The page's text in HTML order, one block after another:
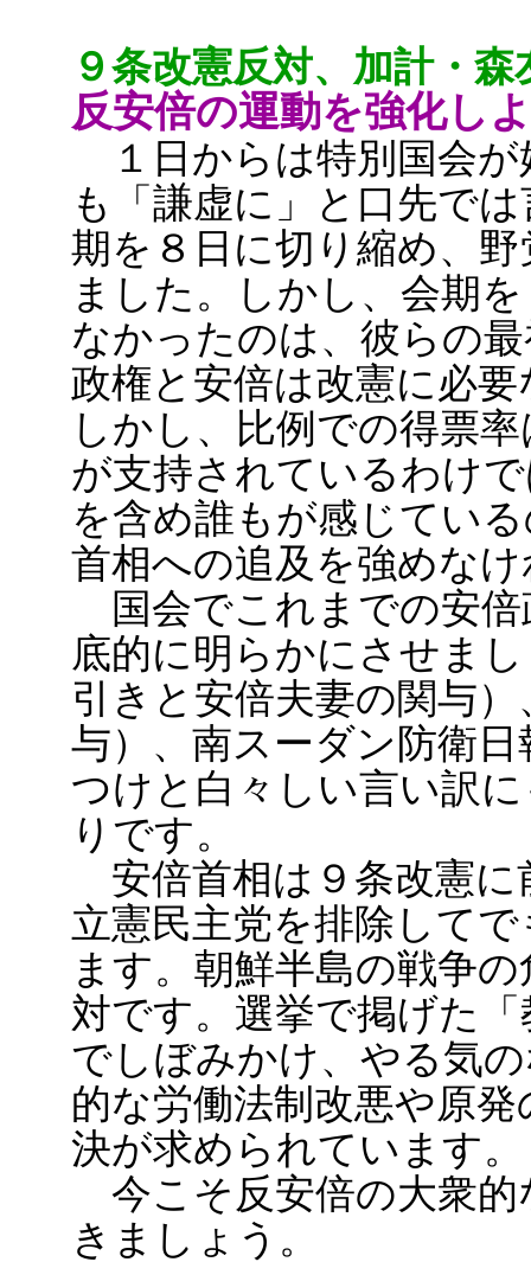
９条改憲反対、加計・
反安倍の運動を強化し
１日からは特別国会が
も「謙虚に」と口先で
期を８日に切り縮め、
ました。しかし、会期
なかったのは、彼らの
政権と安倍は改憲に必
しかし、比例での得票
が支持されているわけ
を含め誰もが感じてい
首相への追及を強めな
国会でこれまでの安倍
底的に明らかにさせま
引きと安倍夫妻の関与
与）、南スーダン防衛
つけと白々しい言い訳
りです。
安倍首相は９条改憲に
立憲民主党を排除して
ます。朝鮮半島の戦争
対です。選挙で掲げた
でしぼみかけ、やる気
的な労働法制改悪や原
決が求められています。
今こそ反安倍の大衆的
きましょう。